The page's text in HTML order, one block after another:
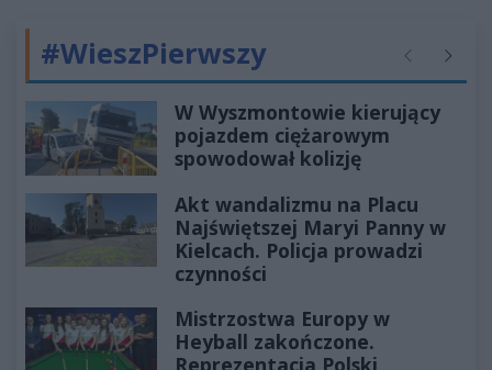
#WieszPierwszy Poprzednie
W Wyszmontowie kierujący
pojazdem ciężarowym
spowodował kolizję
Akt wandalizmu na Placu
Najświętszej Maryi Panny w
Kielcach. Policja prowadzi
czynności
Mistrzostwa Europy w
Heyball zakończone.
Reprezentacja Polski